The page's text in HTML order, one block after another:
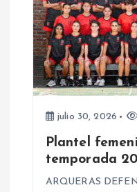
julio 30, 2026
Plantel
temporada
ARQUERAS